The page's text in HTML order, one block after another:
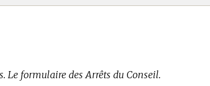
Le formulaire des Arrêts du Conseil.